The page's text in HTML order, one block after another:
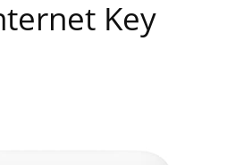
Key